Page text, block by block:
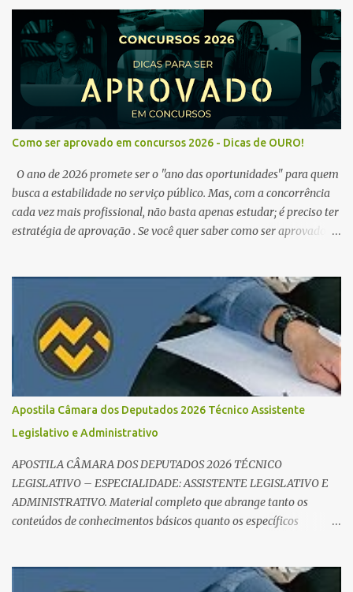
Como ser aprovado em concursos 2026 - Dicas de OURO!
O ano de 2026 promete ser o "ano das oportunidades" para quem
busca a estabilidade no serviço público. Mas, com a concorrência
cada vez mais profissional, não basta apenas estudar; é preciso ter
estratégia de aprovação . Se você quer saber como ser aprovado
Edital Verticalizado Não comece a estudar sem ler o edital. A dica
de ouro é criar um edital verticalizado . Liste todos os tópicos e
marque seu progresso (Teoria / Resumo / Questões). Isso evita que
você perca tempo com conteúdos irrelevantes e garante que você
bata todo o conteúdo programático. Palavras-chave para o seu
sucesso: Cronograma de estudos dinâmico; Técnica Pomodoro
para foco total; Foco em disciplinas básicas (Português, RLM e
Direito Administrativo). 🔄 2. Revisão Espaç...
Apostila Câmara dos Deputados 2026 Técnico Assistente
Legislativo e Administrativo
APOSTILA CÂMARA DOS DEPUTADOS 2026 TÉCNICO
LEGISLATIVO – ESPECIALIDADE: ASSISTENTE LEGISLATIVO E
ADMINISTRATIVO. Material completo que abrange tanto os
conteúdos de conhecimentos básicos quanto os específicos
realidade, e o cargo de Analista Legislativo (Processo Legislativo e